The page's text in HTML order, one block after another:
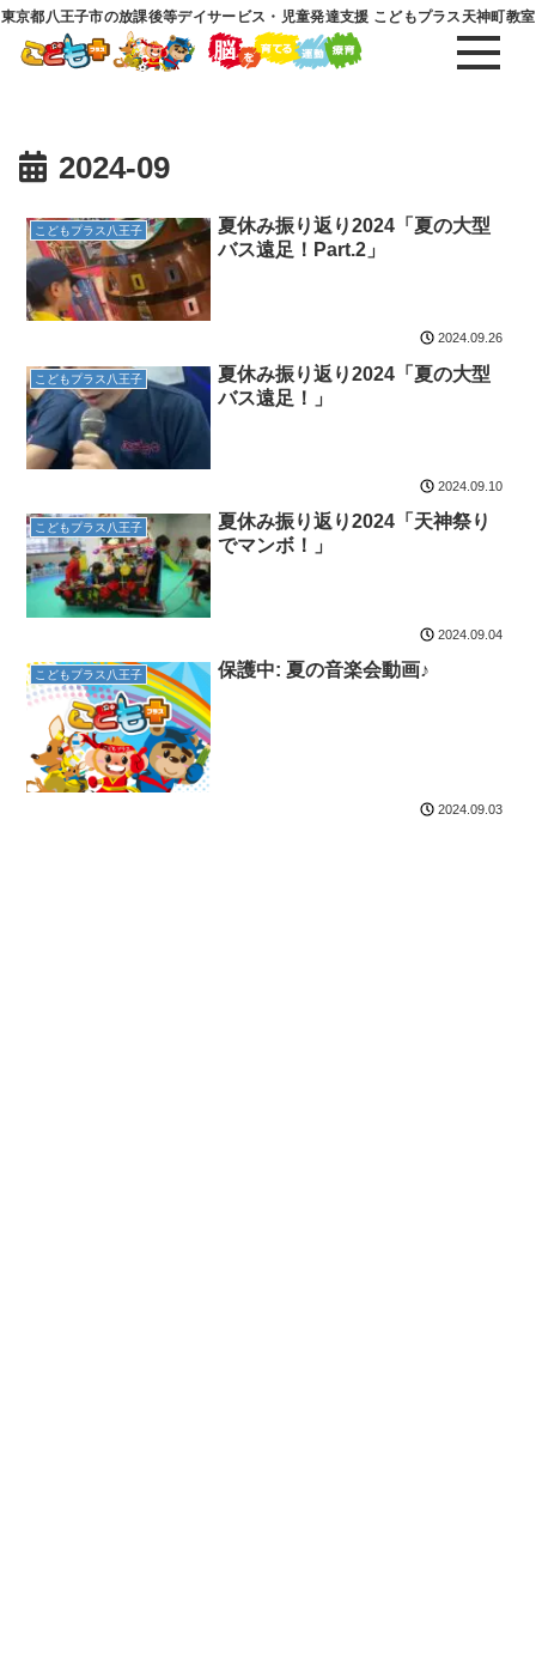
東京都八王子市の放課後等デイサービス・児童発達支援 こどもプラス天神町教室
2024-09
こどもプラス八王子
夏休み振り返り2024「夏の大型
バス遠足！Part.2」
2024.09.26
こどもプラス八王子
夏休み振り返り2024「夏の大型
バス遠足！」
2024.09.10
こどもプラス八王子
夏休み振り返り2024「天神祭り
でマンボ！」
2024.09.04
こどもプラス八王子 保護中: 夏の音楽会動画♪
2024.09.03